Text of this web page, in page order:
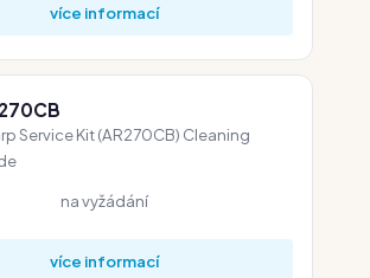
více informací
Service Kit (AR270CB) Cleaning
na vyžádání
více informací